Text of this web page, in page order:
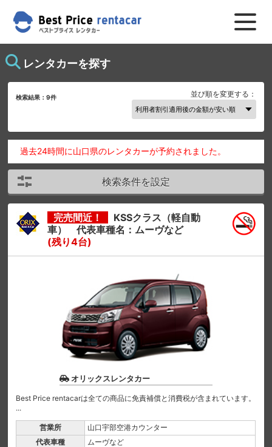
レンタカーを探す
検索結果：9件 並び順を変更する：
過去24時間に山口県のレンタカーが予約されました。
検索条件を設定
完売間近！
KSSクラス（軽自動
車） 代表車種名：ムーヴなど
(残り4台)
オリックスレンタカー
Best Price rentacarは全ての商品に免責補償と消費税が含まれています。
...
営業所
山口宇部空港カウンター
代表車種
ムーヴなど